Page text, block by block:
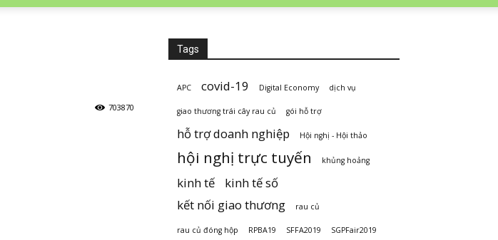
703870
Tags
APC covid-19 Digital Economy dịch vụ
giao thương trái cây rau củ gói hỗ trợ
hỗ trợ doanh nghiệp Hội nghị - Hội thảo
hội nghị trực tuyến khủng hoảng
kinh tế
kinh tế số
kết nối giao thương
rau củ
rau củ đóng hộp RPBA19 SFFA2019 SGPFair2019